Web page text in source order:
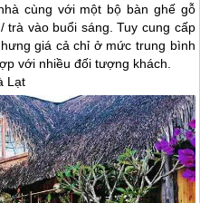
cùng với một bộ bàn ghế gỗ
trà vào buổi sáng. Tuy cung cấp
giá cả chỉ ở mức trung bình
với nhiều đối tượng khách.
Lạt